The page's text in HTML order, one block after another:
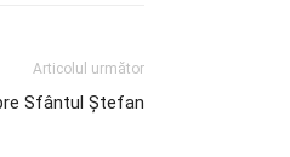
Articolul următor
Sfântul Ștefan